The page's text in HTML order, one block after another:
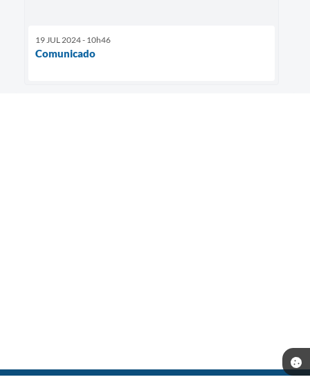
19 JUL 2024 - 10h46
Comunicado